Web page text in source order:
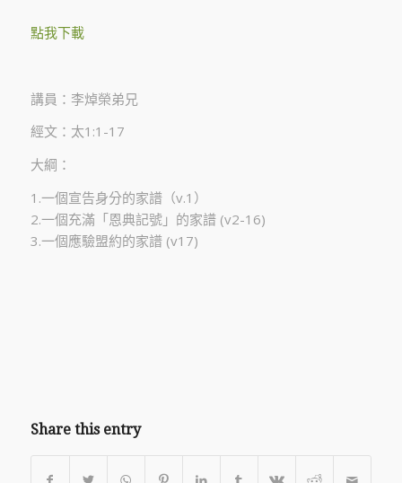
點我下載
講員：李焯榮弟兄
經文：太1:1-17
大綱：
1.一個宣告身分的家譜（v.1）
2.一個充滿「恩典記號」的家譜 (v2-16)
3.一個應驗盟約的家譜 (v17)
Share this entry